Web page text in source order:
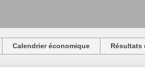
Calendrier économique Résultats